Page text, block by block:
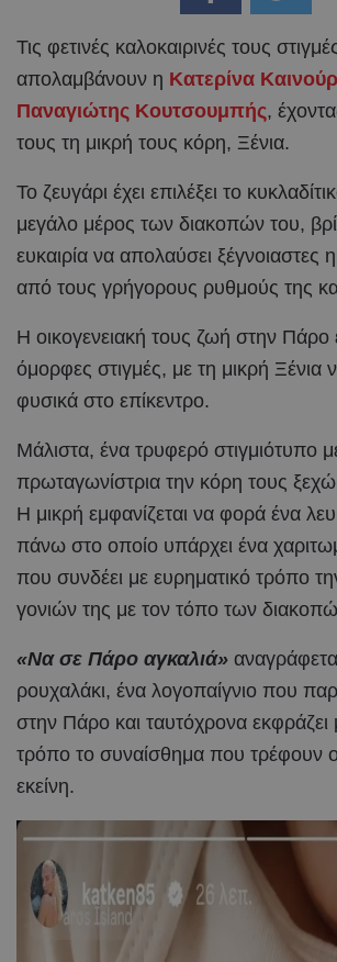
Τις φετινές καλοκαιρινές τους
απολαμβάνουν η Κατερίνα
Παναγιώτης Κουτσουμπής,
τους τη μικρή τους κόρη, Ξένια.
Το ζευγάρι έχει επιλέξει το
μεγάλο μέρος των διακοπών του,
ευκαιρία να απολαύσει ξέγνοιαστες
από τους γρήγορους ρυθμούς της
Η οικογενειακή τους ζωή στην Πάρο
όμορφες στιγμές, με τη μικρή Ξένια
φυσικά στο επίκεντρο.
Μάλιστα, ένα τρυφερό στιγμιότυπο
πρωταγωνίστρια την κόρη τους
Η μικρή εμφανίζεται να φορά ένα
πάνω στο οποίο υπάρχει ένα
που συνδέει με ευρηματικό τρόπο
γονιών της με τον τόπο των
«Να σε Πάρο αγκαλιά»
ρουχαλάκι, ένα λογοπαίγνιο που
στην Πάρο και ταυτόχρονα εκφράζει
τρόπο το συναίσθημα που τρέφουν
εκείνη.